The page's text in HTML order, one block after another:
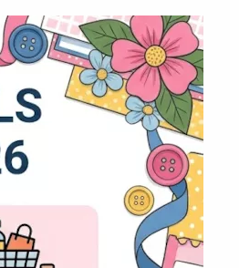
BONNES AFFAIRES
avis !
nos
non
Vous
à droite